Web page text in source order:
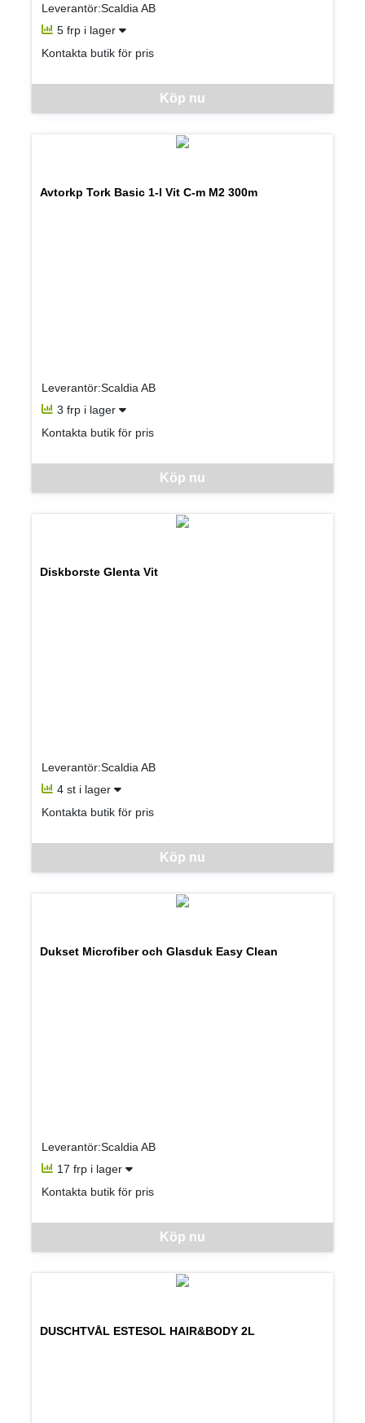
Leverantör:Scaldia AB
5 frp i lager
Köp nu
Kontakta butik för pris
Avtorkp Tork Basic 1-l Vit C-m M2 300m
Leverantör:Scaldia AB
3 frp i lager
Köp nu
Kontakta butik för pris
Diskborste Glenta Vit
Leverantör:Scaldia AB
4 st i lager
Köp nu
Kontakta butik för pris
Dukset Microfiber och Glasduk Easy Clean
Leverantör:Scaldia AB
17 frp i lager
Köp nu
Kontakta butik för pris
DUSCHTVÅL ESTESOL HAIR&BODY 2L